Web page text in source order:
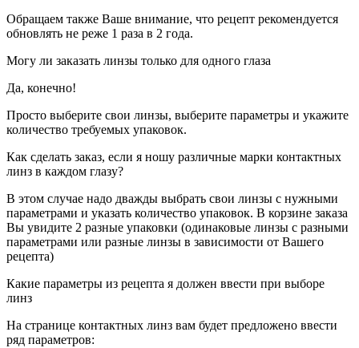
Обращаем также Ваше внимание, что рецепт рекомендуется
обновлять не реже 1 раза в 2 года.
Могу ли заказать линзы только для одного глаза
Да, конечно!
Просто выберите свои линзы, выберите параметры и укажите
количество требуемых упаковок.
Как сделать заказ, если я ношу различные марки контактных
линз в каждом глазу?
В этом случае надо дважды выбрать свои линзы с нужными
параметрами и указать количество упаковок. В корзине заказа
Вы увидите 2 разные упаковки (одинаковые линзы с разными
параметрами или разные линзы в зависимости от Вашего
рецепта)
Какие параметры из рецепта я должен ввести при выборе
линз
На странице контактных линз вам будет предложено ввести
ряд параметров: